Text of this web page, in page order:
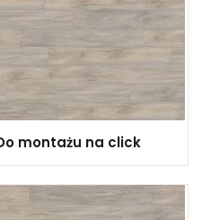
montażu na click